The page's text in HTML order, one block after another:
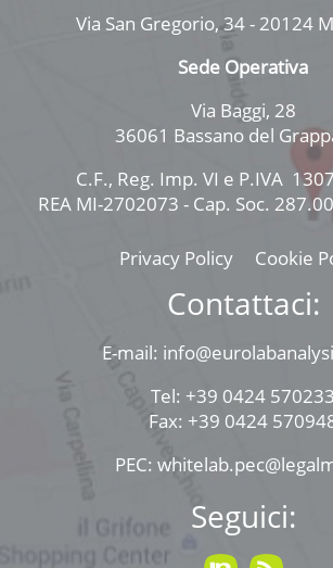
Via San Gregorio, 34 - 20124
Sede Operativa
Via Baggi, 28
36061 Bassano del
C.F., Reg. Imp. VI e P.IVA
REA MI-2702073 - Cap. Soc.
Privacy Policy Cookie
Contattaci:
E-mail:
Tel: +39 0424 570233
Fax: +39 0424
PEC:
Seguici: